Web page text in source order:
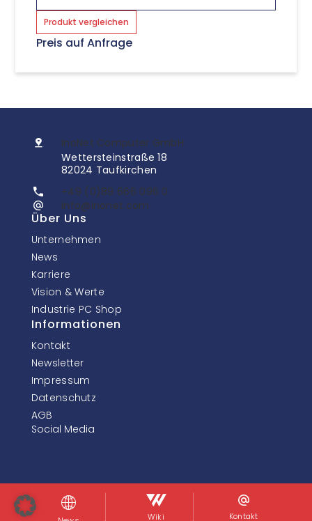
Wiki Kontakt
Produkt vergleichen
Preis auf Anfrage
InoNet Computer GmbH
Wettersteinstraße 18
82024 Taufkirchen
+49 (0)89 666 096 0
info@inonet.com
Über Uns
Unternehmen
News
Karriere
Vision & Werte
Industrie PC Shop
Informationen
Kontakt
Newsletter
Impressum
Datenschutz
AGB
Social Media
© InoNet Computer GmbH. Alle Rechte vorbehalten.